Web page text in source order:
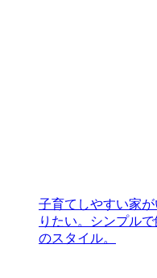
子育てしやすい家
りたい。シンプル
のスタイル。